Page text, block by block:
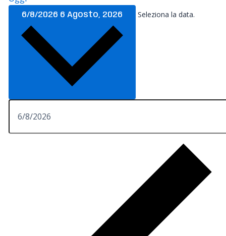
6/8/2026 6 Agosto, 2026 Seleziona la data.